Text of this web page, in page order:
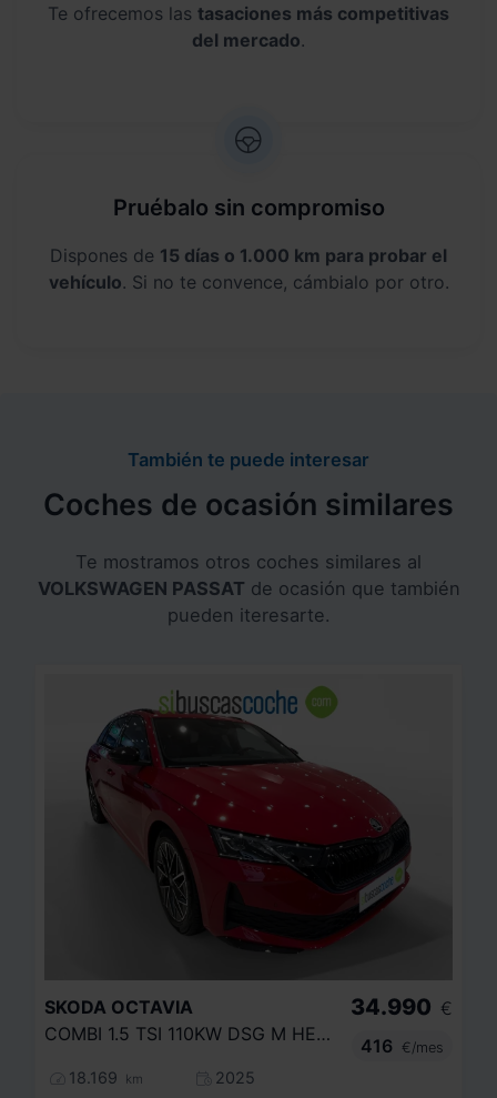
Te ofrecemos las tasaciones más competitivas
del mercado.
Pruébalo sin compromiso
Dispones de 15 días o 1.000 km para probar el
vehículo. Si no te convence, cámbialo por otro.
También te puede interesar
Coches de ocasión similares
Te mostramos otros coches similares al
VOLKSWAGEN PASSAT de ocasión que también
pueden iteresarte.
SKODA OCTAVIA
COMBI 1.5 TSI 110KW DSG M HEV SPORTLINE
18.169 km 2025
34.990 €
416
€/mes